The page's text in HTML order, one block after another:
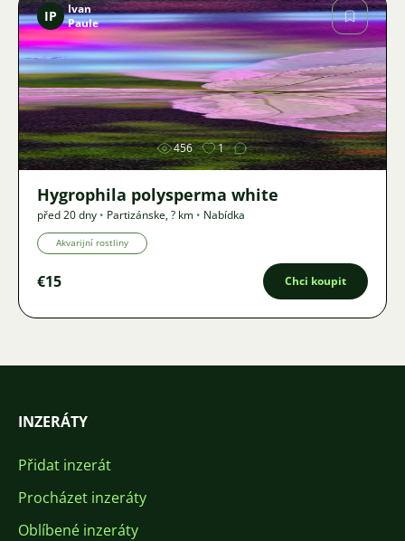
Obrázek
IP
Ivan
Paule
456 1
Hygrophila polysperma white
před 20 dny • Partizánske,? km • Nabídka
Akvarijní rostliny
€15 Chci koupit
INZERÁTY
Přidat inzerát
Procházet inzeráty
Oblíbené inzeráty